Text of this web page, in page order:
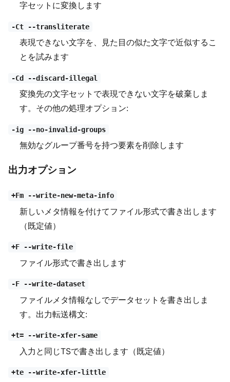
字セットに変換します
-Ct --transliterate
表現できない文字を、見た目の似た文字で近似するこ
とを試みます
-Cd --discard-illegal
変換先の文字セットで表現できない文字を破棄しま
す。その他の処理オプション:
-ig --no-invalid-groups
無効なグループ番号を持つ要素を削除します
出力オプション
+Fm --write-new-meta-info
新しいメタ情報を付けてファイル形式で書き出します
（既定値）
+F --write-file
ファイル形式で書き出します
-F --write-dataset
ファイルメタ情報なしでデータセットを書き出しま
す。出力転送構文:
+t= --write-xfer-same
入力と同じTSで書き出します（既定値）
+te --write-xfer-little